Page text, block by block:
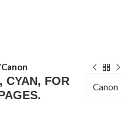
Canon
CYAN, FOR
Canon